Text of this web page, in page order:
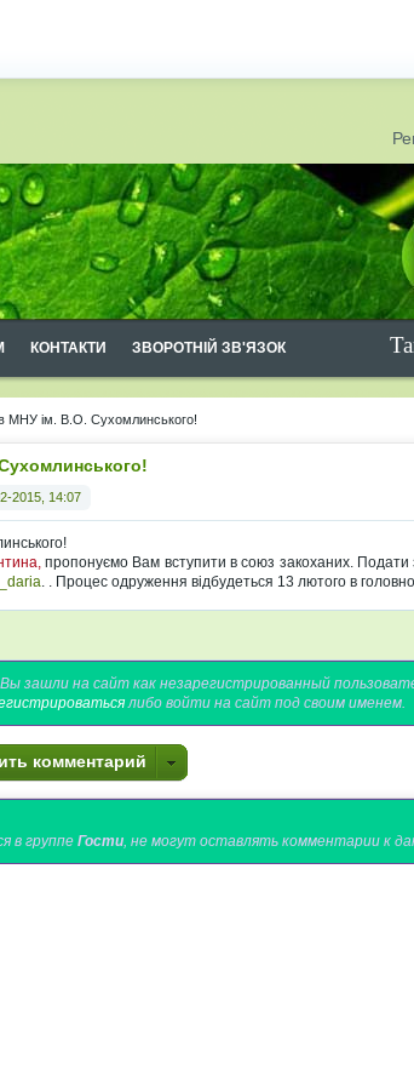
КОНТАКТИ ЗВОРОТНІЙ ЗВ'ЯЗОК
МНУ ім. В.О. Сухомлинського!
2015, 14:07
!
пропонуємо Вам вступити в союз закоханих. Подати
. . Процес одруження відбудеться 13 лютого в
зашли на сайт как незарегистрированный
либо войти на сайт под своим именем.
комментарий
в группе Гости, не могут оставлять комментарии к